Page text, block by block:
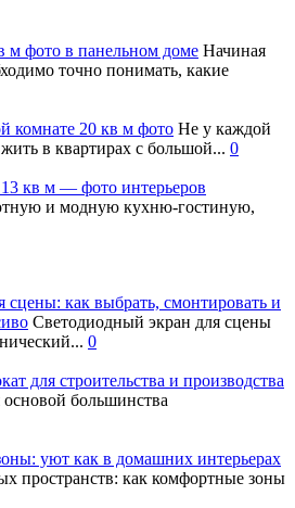
м фото в панельном доме Начиная
точно понимать, какие
комнате 20 кв м фото Не у каждой
в квартирах с большой... 0
кв м — фото интерьеров
и модную кухню-гостиную,
как выбрать, смонтировать и
Светодиодный экран для сцены
0
для строительства и производства
основой большинства
уют как в домашних интерьерах
пространств: как комфортные зоны